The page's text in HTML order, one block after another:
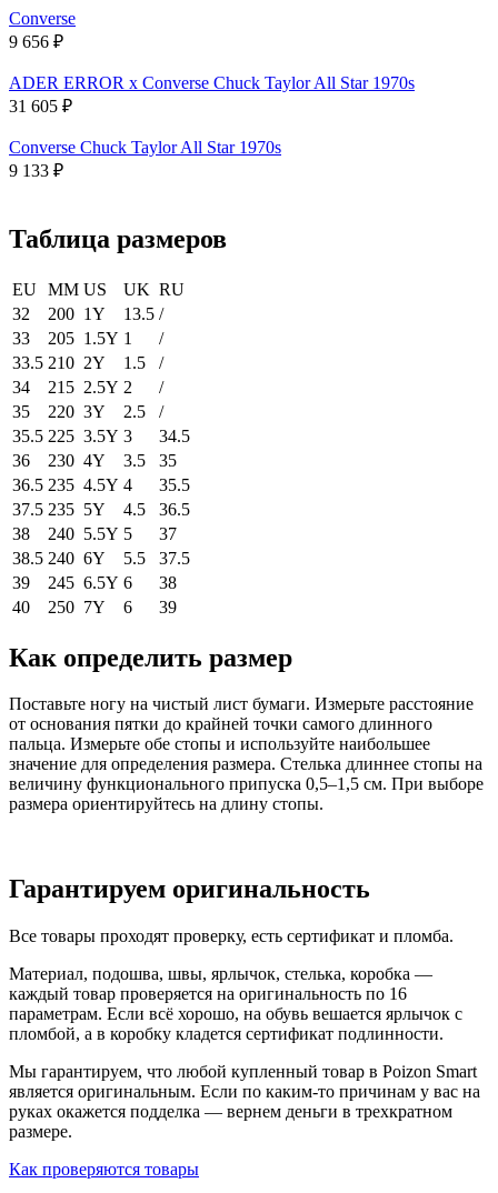
Converse
9 656 ₽
ADER ERROR x Converse Chuck Taylor All Star 1970s
31 605 ₽
Converse Chuck Taylor All Star 1970s
9 133 ₽
Таблица размеров
EU MM US UK RU
32
200 1Y 13.5 /
33
205 1.5Y 1
/
33.5 210 2Y 1.5
/
34
215 2.5Y 2
/
35
220 3Y 2.5
/
35.5 225 3.5Y 3
34.5
36
230 4Y 3.5
35
36.5 235 4.5Y 4
35.5
37.5 235 5Y 4.5
36.5
38
240 5.5Y 5
37
38.5 240 6Y 5.5
37.5
39
245 6.5Y 6
38
40
250 7Y 6 39
Как определить размер
Поставьте ногу на чистый лист бумаги. Измерьте расстояние
от основания пятки до крайней точки самого длинного
пальца. Измерьте обе стопы и используйте наибольшее
значение для определения размера. Стелька длиннее стопы на
величину функционального припуска 0,5–1,5 см. При выборе
размера ориентируйтесь на длину стопы.
Гарантируем оригинальность
Все товары проходят проверку, есть сертификат и пломба.
Материал, подошва, швы, ярлычок, стелька, коробка —
каждый товар проверяется на оригинальность по 16
параметрам. Если всё хорошо, на обувь вешается ярлычок с
пломбой, а в коробку кладется сертификат подлинности.
Мы гарантируем, что любой купленный товар в Poizon Smart
является оригинальным. Если по каким-то причинам у вас на
руках окажется подделка — вернем деньги в трехкратном
размере.
Как проверяются товары